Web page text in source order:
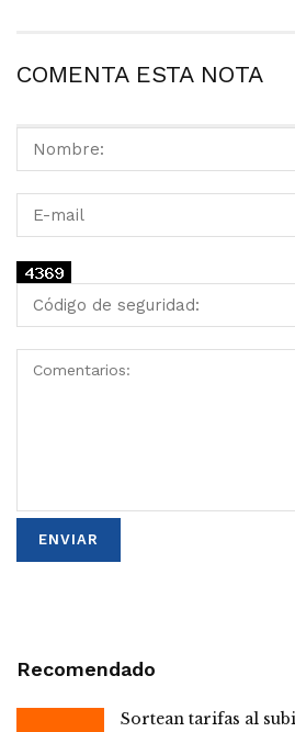
COMENTA ESTA NOTA
Recomendado
Sortean tarifas al